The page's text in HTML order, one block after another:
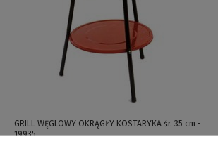
GRILL WĘGLOWY OKRĄGŁY KOSTARYKA śr. 35 cm -
19935